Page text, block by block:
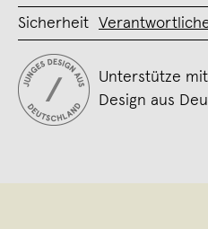
Sicherheit
Unterstütze
Design aus